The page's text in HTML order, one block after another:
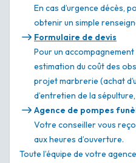
En cas d’urgence décès,
obtenir un simple
Formulaire de devis
Pour un
estimation du coût des
projet marbrerie (achat
d’entretien de la
Agence de pompes
Votre conseiller vous
aux heures d’ouverture.
Toute l’équipe de votre